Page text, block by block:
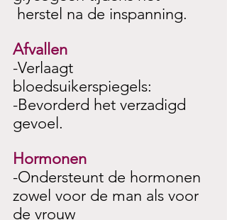
herstel na de inspanning.
Afvallen
-Verlaagt
bloedsuikerspiegels:
-Bevorderd het verzadigd
gevoel.
Hormonen
-Ondersteunt de hormonen
zowel voor de man als voor
de vrouw